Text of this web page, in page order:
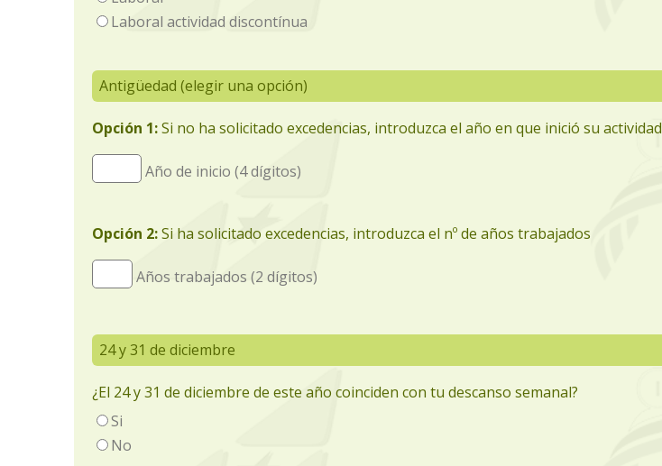
Laboral actividad discontínua
Antigüedad (elegir una opción)
Opción 1:Si no ha solicitado excedencias, introduzca el año en que inició su actividad
Año de inicio (4 dígitos)
Opción 2:Si ha solicitado excedencias, introduzca el nº de años trabajados
Años trabajados (2 dígitos)
24 y 31 de diciembre
¿El 24 y 31 de diciembre de este año coinciden con tu descanso semanal?
Si
No